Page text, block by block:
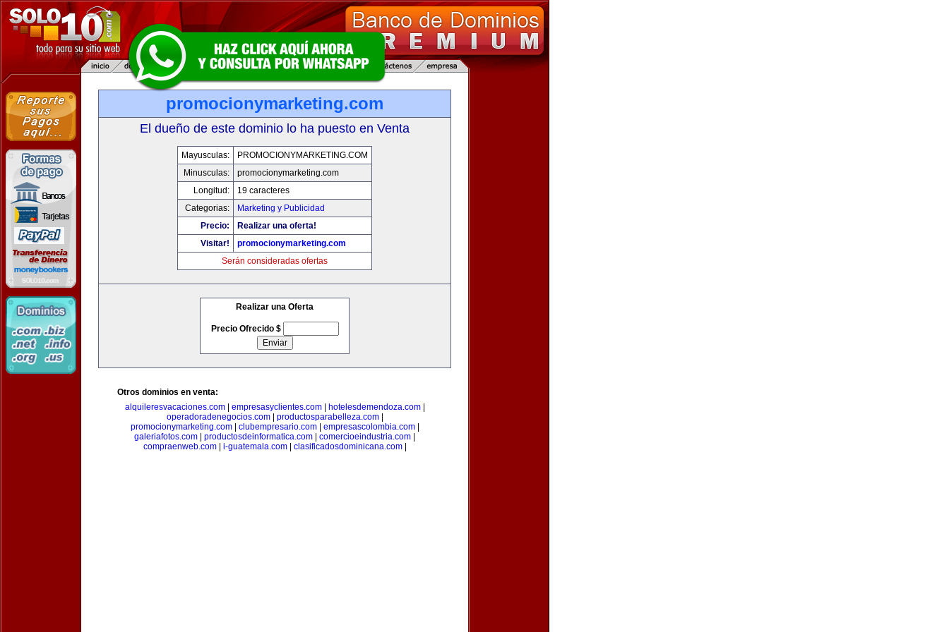
promocionymarketing.com
El dueño de este dominio lo ha puesto en Venta
Mayusculas:
PROMOCIONYMARKETING.COM
Minusculas:
promocionymarketing.com
Longitud:
19 caracteres
Categorias:
Marketing y Publicidad
Precio:
Realizar una oferta!
Visitar!
promocionymarketing.com
Serán consideradas ofertas
Realizar una Oferta
Precio Ofrecido $
Otros dominios en venta:
alquileresvacaciones.com| empresasyclientes.com| hotelesdemendoza.com|
operadoradenegocios.com| productosparabelleza.com|
promocionymarketing.com| clubempresario.com| empresascolombia.com|
galeriafotos.com
productosdeinformatica.com comercioeindustria.com
compraenweb.com| i-guatemala.com| clasificadosdominicana.com|